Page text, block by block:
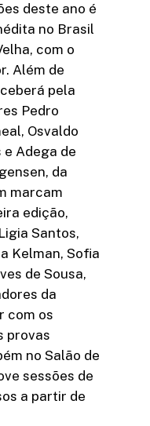
deste ano é
no Brasil
com o
Além de
pela
Pedro
Osvaldo
e Adega de
da
marcam
edição,
Santos,
Kelman, Sofia
de Sousa,
da
com os
provas
no Salão de
sessões de
a partir de